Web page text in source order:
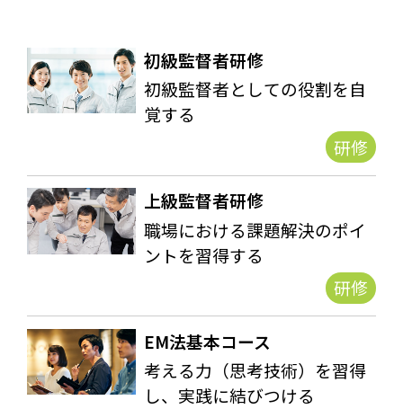
初級監督者研修
初級監督者としての役割を自
覚する
研修
上級監督者研修
職場における課題解決のポイ
ントを習得する
研修
EM法基本コース
考える力（思考技術）を習得
し、実践に結びつける